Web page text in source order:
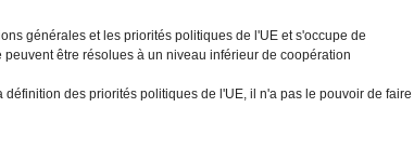
générales et les priorités politiques de l'UE et s'occupe de
être résolues à un niveau inférieur de coopération
des priorités politiques de l'UE, il n'a pas le pouvoir de faire